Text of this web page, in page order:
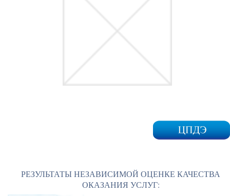
РЕЗУЛЬТАТЫ НЕЗАВИСИМОЙ ОЦЕНКЕ КАЧЕСТВА
ОКАЗАНИЯ УСЛУГ: